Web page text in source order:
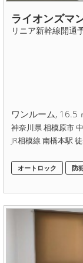
ライオンズマ
リニア新幹線開通
ワンルーム, 16.5
神奈川県 相模原市
JR相模線 南橋本駅
オートロック 防